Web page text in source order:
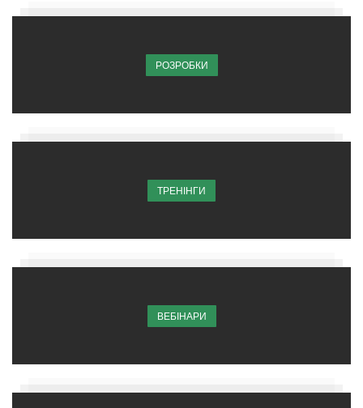
РОЗРОБКИ
ТРЕНІНГИ
ВЕБІНАРИ